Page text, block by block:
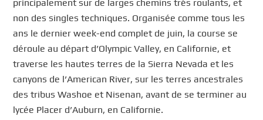
principalement sur de larges chemins très roulants, et
non des singles techniques. Organisée comme tous les
ans le dernier week-end complet de juin, la course se
déroule au départ d’Olympic Valley, en Californie, et
traverse les hautes terres de la Sierra Nevada et les
canyons de l’American River, sur les terres ancestrales
des tribus Washoe et Nisenan, avant de se terminer au
lycée Placer d’Auburn, en Californie.